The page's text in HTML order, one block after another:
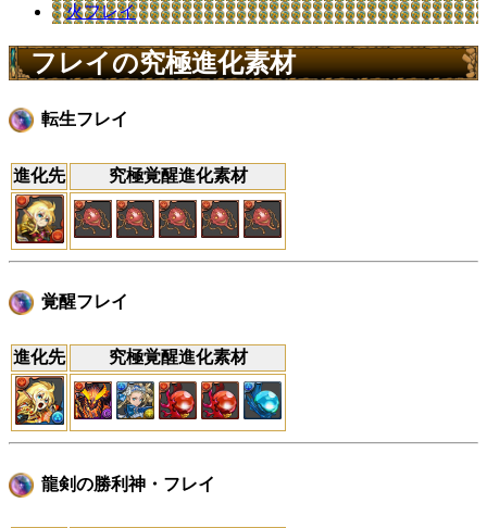
火フレイ
フレイの究極進化素材
転生フレイ
進化先 究極覚醒進化素材
覚醒フレイ
進化先 究極覚醒進化素材
龍剣の勝利神・フレイ